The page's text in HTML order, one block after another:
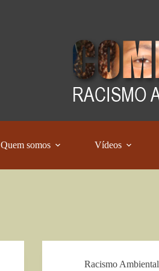
Quem somos Vídeos
Racismo Ambiental